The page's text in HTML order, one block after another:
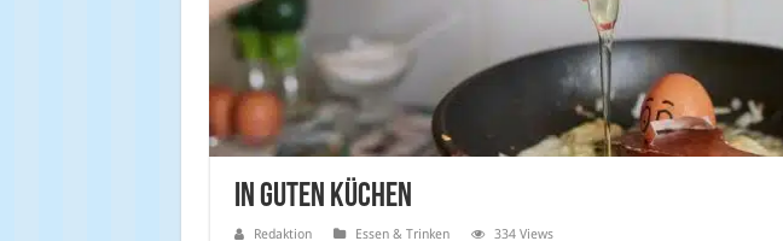
In guten Küchen
Redaktion Essen & Trinken 334 Views